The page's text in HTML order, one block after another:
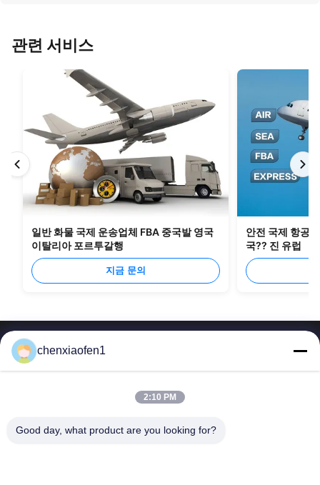
관련 서비스
일반 화물 국제 운송업체 FBA 중국발 영국
이탈리아 포르투갈행
지금 문의
안전 국제 항공
국?? 진 유럽
chenxiaofen1
2:10 PM
Good day, what product are you looking for?